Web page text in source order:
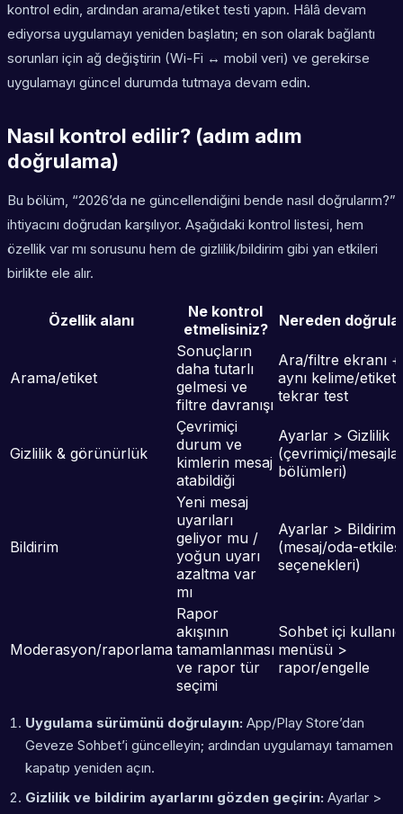
kontrol edin, ardından arama/etiket testi yapın. Hâlâ devam
ediyorsa uygulamayı yeniden başlatın; en son olarak bağlantı
sorunları için ağ değiştirin (Wi-Fi ↔ mobil veri) ve gerekirse
uygulamayı güncel durumda tutmaya devam edin.
Nasıl kontrol edilir? (adım adım
doğrulama)
Bu bölüm, “2026’da ne güncellendiğini bende nasıl doğrularım?”
ihtiyacını doğrudan karşılıyor. Aşağıdaki kontrol listesi, hem
özellik var mı sorusunu hem de gizlilik/bildirim gibi yan etkileri
birlikte ele alır.
Özellik alanı
Ne kontrol
etmelisiniz?
Nereden
Arama/etiket
Sonuçların
daha tutarlı
gelmesi ve
filtre davranışı
Ara/filtre ekranı +
aynı kelime/
tekrar test
Gizlilik & görünürlük
Çevrimiçi
durum ve
kimlerin mesaj
atabildiği
Ayarlar > Gizlilik
(çevrimiçi/
bölümleri)
Bildirim
Yeni mesaj
uyarıları
geliyor mu /
yoğun uyarı
azaltma var
mı
Ayarlar >
(mesaj/oda-
seçenekleri)
Moderasyon/raporlama
Rapor
akışının
tamamlanması
ve rapor tür
seçimi
Sohbet içi
menüsü >
rapor/engelle
Uygulama sürümünü doğrulayın: App/Play Store’dan
Geveze Sohbet’i güncelleyin; ardından uygulamayı tamamen
kapatıp yeniden açın.
Gizlilik ve bildirim ayarlarını gözden geçirin: Ayarlar >